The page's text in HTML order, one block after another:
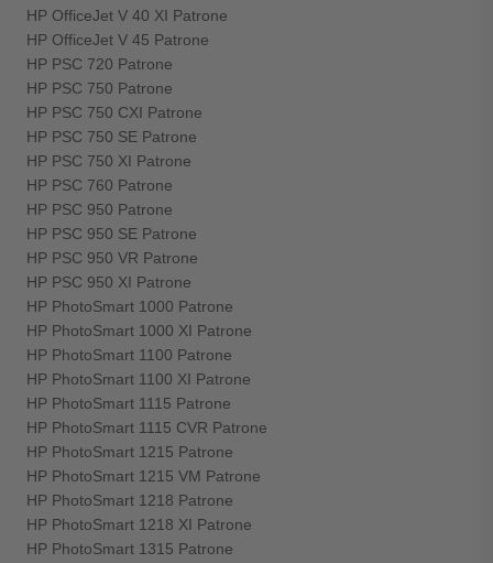
HP OfficeJet V 40 XI Patrone
HP OfficeJet V 45 Patrone
HP PSC 720 Patrone
HP PSC 750 Patrone
HP PSC 750 CXI Patrone
HP PSC 750 SE Patrone
HP PSC 750 XI Patrone
HP PSC 760 Patrone
HP PSC 950 Patrone
HP PSC 950 SE Patrone
HP PSC 950 VR Patrone
HP PSC 950 XI Patrone
HP PhotoSmart 1000 Patrone
HP PhotoSmart 1000 XI Patrone
HP PhotoSmart 1100 Patrone
HP PhotoSmart 1100 XI Patrone
HP PhotoSmart 1115 Patrone
HP PhotoSmart 1115 CVR Patrone
HP PhotoSmart 1215 Patrone
HP PhotoSmart 1215 VM Patrone
HP PhotoSmart 1218 Patrone
HP PhotoSmart 1218 XI Patrone
HP PhotoSmart 1315 Patrone